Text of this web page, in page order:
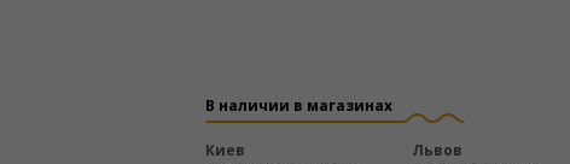
В наличии в магазинах
Киев
Львов